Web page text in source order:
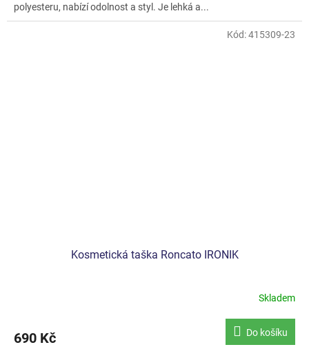
polyesteru, nabízí odolnost a styl. Je lehká a...
Kosmetická taška Roncato IRONIK
Skladem
690 Kč Do košíku
Kód:415309-23